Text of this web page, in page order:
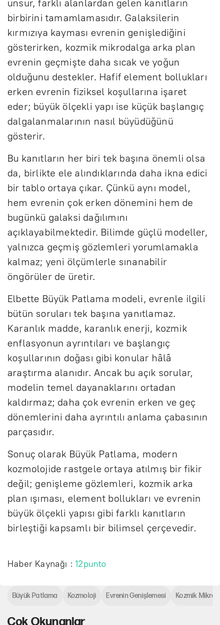
unsur, farklı alanlardan gelen kanıtların
birbirini tamamlamasıdır. Galaksilerin
kırmızıya kayması evrenin genişlediğini
gösterirken, kozmik mikrodalga arka plan
evrenin geçmişte daha sıcak ve yoğun
olduğunu destekler. Hafif element bollukları
erken evrenin fiziksel koşullarına işaret
eder; büyük ölçekli yapı ise küçük başlangıç
dalgalanmalarının nasıl büyüdüğünü
gösterir.
Bu kanıtların her biri tek başına önemli olsa
da, birlikte ele alındıklarında daha ikna edici
bir tablo ortaya çıkar. Çünkü aynı model,
hem evrenin çok erken dönemini hem de
bugünkü galaksi dağılımını
açıklayabilmektedir. Bilimde güçlü modeller,
yalnızca geçmiş gözlemleri yorumlamakla
kalmaz; yeni ölçümlerle sınanabilir
öngörüler de üretir.
Elbette Büyük Patlama modeli, evrenle ilgili
bütün soruları tek başına yanıtlamaz.
Karanlık madde, karanlık enerji, kozmik
enflasyonun ayrıntıları ve başlangıç
koşullarının doğası gibi konular hâlâ
araştırma alanıdır. Ancak bu açık sorular,
modelin temel dayanaklarını ortadan
kaldırmaz; daha çok evrenin erken ve geç
dönemlerini daha ayrıntılı anlama çabasının
parçasıdır.
Sonuç olarak Büyük Patlama, modern
kozmolojide rastgele ortaya atılmış bir fikir
değil; genişleme gözlemleri, kozmik arka
plan ışıması, element bollukları ve evrenin
büyük ölçekli yapısı gibi farklı kanıtların
birleştiği kapsamlı bir bilimsel çerçevedir.
Haber Kaynağı :12punto
Çok Okunanlar
Büyük Patlama Kozmoloji Evrenin Genişlemesi Kozmik